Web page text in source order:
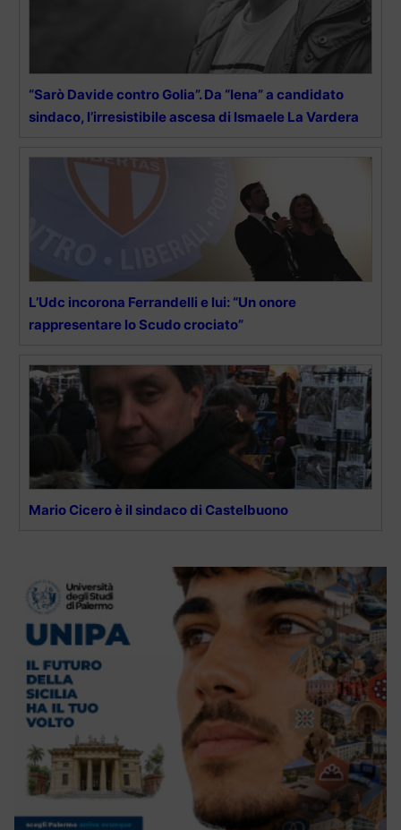
“Sarò Davide contro Golia”. Da “Iena” a candidato
sindaco, l’irresistibile ascesa di Ismaele La Vardera
L’Udc incorona Ferrandelli e lui: “Un onore
rappresentare lo Scudo crociato”
Mario Cicero è il sindaco di Castelbuono